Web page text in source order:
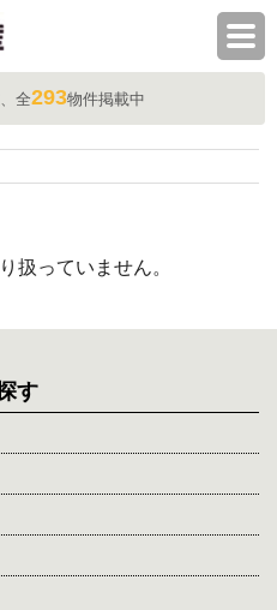
全293物件掲載中
扱っていません。
す